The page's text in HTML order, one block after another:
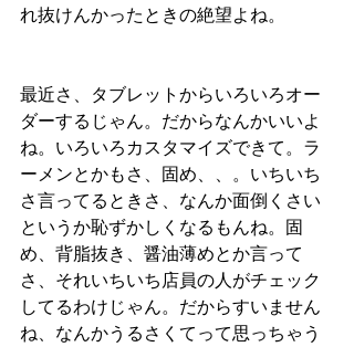
れ抜けんかったときの絶望よね。
最近さ、タブレットからいろいろオー
ダーするじゃん。だからなんかいいよ
ね。いろいろカスタマイズできて。ラ
ーメンとかもさ、固め、、。いちいち
さ言ってるときさ、なんか面倒くさい
というか恥ずかしくなるもんね。固
め、背脂抜き、醤油薄めとか言って
さ、それいちいち店員の人がチェック
してるわけじゃん。だからすいません
ね、なんかうるさくてって思っちゃう